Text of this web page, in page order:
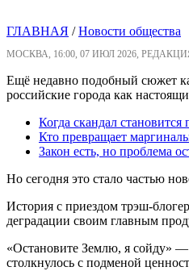
ГЛАВНАЯ /Новости общества
МОСКВА, 16:00, 07 ИЮЛ 2026,
Ещё недавно подобный сюжет
российские города как
Когда скандал становится
Кто превращает
Закон есть, но проблема
Но сегодня это стало частью
История с приездом трэш-
деградации своим главным
«Остановите Землю, я сойду» —
столкнулось с подменой